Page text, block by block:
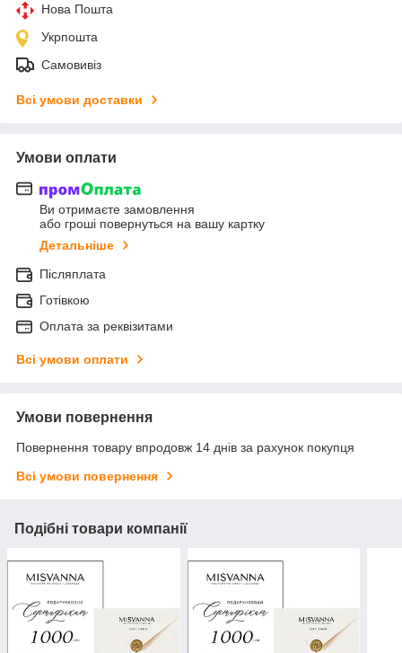
Нова Пошта
Укрпошта
Самовивіз
Всі умови доставки
Умови оплати
Ви отримаєте замовлення
або гроші повернуться на вашу картку
Детальніше
Післяплата
Готівкою
Оплата за реквізитами
Всі умови оплати
Умови повернення
Повернення товару впродовж 14 днів за рахунок покупця
Всі умови повернення
Подібні товари компанії